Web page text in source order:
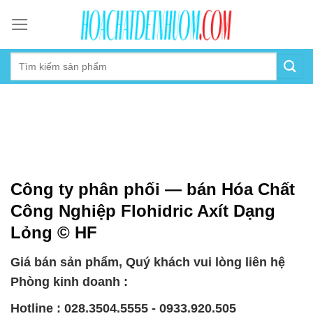
content
Công ty phân phối — bán Hóa Chất
Công Nghiệp Flohidric Axít Dạng
Lỏng © HF
Giá bán sản phẩm, Quý khách vui lòng liên hệ
Phòng kinh doanh :
Hotline : 028.3504.5555 - 0933.920.505